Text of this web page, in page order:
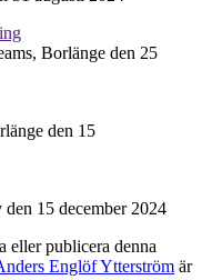
Borlänge den 25
den 15
15 december 2024
eller publicera denna
Englöf Ytterström är